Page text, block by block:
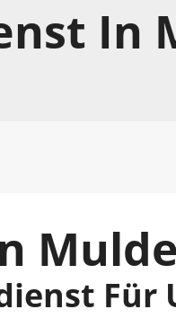
In
Für